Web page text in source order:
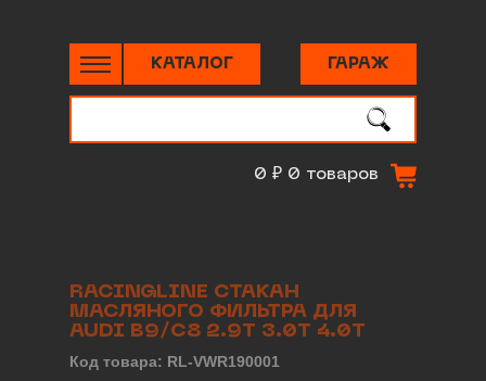
КАТАЛОГ ГАРАЖ
0 ₽ 0 товаров
RACINGLINE СТАКАН
МАСЛЯНОГО ФИЛЬТРА ДЛЯ
AUDI B9/C8 2.9T 3.0T 4.0T
Код товара: RL-VWR190001